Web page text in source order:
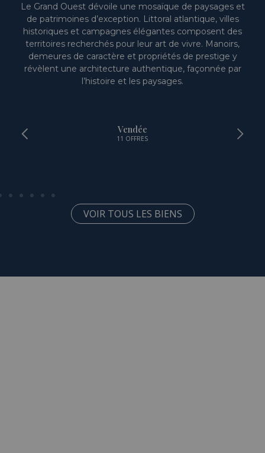
Le Grand Ouest dévoile une mosaïque de paysages et
de patrimoines d’exception. Littoral atlantique, villes
historiques et campagnes élégantes composent des
territoires recherchés pour leur art de vivre. Manoirs,
demeures de caractère et propriétés de prestige y
révèlent une architecture authentique, façonnée par
l’histoire et les paysages.
Vendée
11 OFFRES
VOIR TOUS LES BIENS